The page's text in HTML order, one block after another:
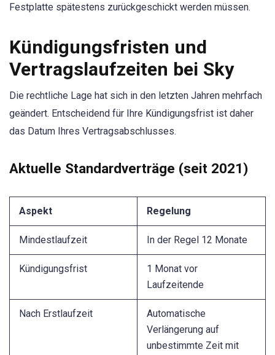
Festplatte spätestens zurückgeschickt werden müssen.
Kündigungsfristen und
Vertragslaufzeiten bei Sky
Die rechtliche Lage hat sich in den letzten Jahren mehrfach
geändert. Entscheidend für Ihre Kündigungsfrist ist daher
das Datum Ihres Vertragsabschlusses.
Aktuelle Standardverträge (seit 2021)
Aspekt Regelung
Mindestlaufzeit In der Regel 12 Monate
Kündigungsfrist
1 Monat vor
Laufzeitende
Nach Erstlaufzeit
Automatische
Verlängerung auf
unbestimmte Zeit mit